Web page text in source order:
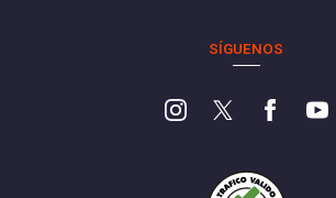
SÍGUENOS